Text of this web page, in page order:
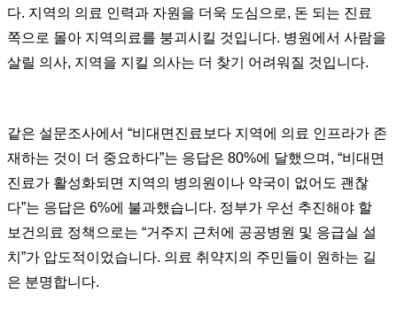
다. 지역의 의료 인력과 자원을 더욱 도심으로, 돈 되는 진료
쪽으로 몰아 지역의료를 붕괴시킬 것입니다. 병원에서 사람을
살릴 의사, 지역을 지킬 의사는 더 찾기 어려워질 것입니다.
같은 설문조사에서 “비대면진료보다 지역에 의료 인프라가 존
재하는 것이 더 중요하다”는 응답은 80%에 달했으며, “비대면
진료가 활성화되면 지역의 병의원이나 약국이 없어도 괜찮
다”는 응답은 6%에 불과했습니다. 정부가 우선 추진해야 할
보건의료 정책으로는 “거주지 근처에 공공병원 및 응급실 설
치”가 압도적이었습니다. 의료 취약지의 주민들이 원하는 길
은 분명합니다.